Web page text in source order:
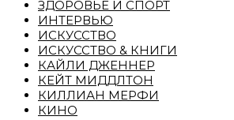
ЗДОРОВЬЕ И СПОРТ
ИНТЕРВЬЮ
ИСКУССТВО
ИСКУССТВО & КНИГИ
КАЙЛИ ДЖЕННЕР
КЕЙТ МИДДЛТОН
КИЛЛИАН МЕРФИ
КИНО